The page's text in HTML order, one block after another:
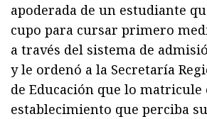
apoderada de un estudiante
cupo para cursar primero
a través del sistema de
y le ordenó a la Secretaría
de Educación que lo matricule
establecimiento que perciba